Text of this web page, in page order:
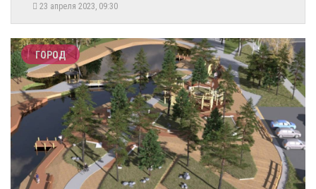
23 апреля 2023, 09:30
ГОРОД